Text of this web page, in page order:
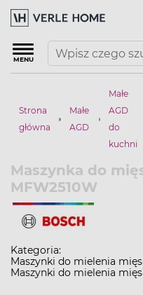
MENU
Strona
główna
Małe
AGD
Małe
AGD
do
kuchni
Maszynka do
MFW2510W
Kategoria:
Maszynki do mielenia
Maszynki do mielenia